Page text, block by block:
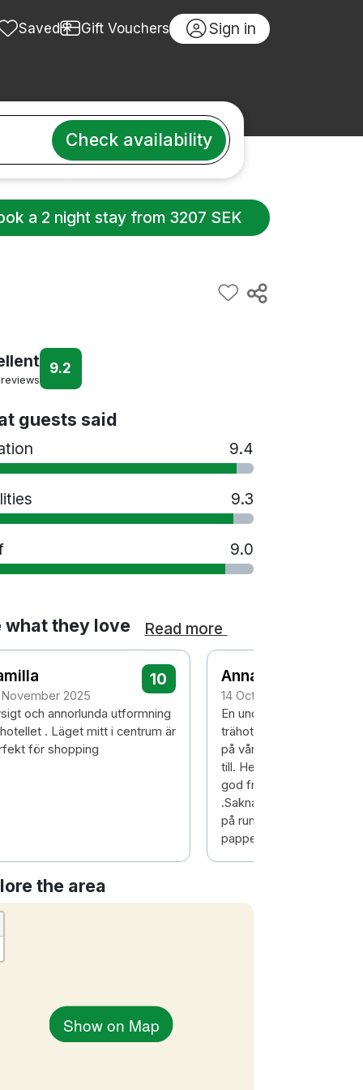
Saved Gift Vouchers Sign in
Check availability
a 2 night stay from 3207 SEK
9.2
guests said
9.4
9.3
9.0
what they love Read more
2025
10
och annorlunda utformning
. Läget mitt i centrum är
för shopping
Anna-Lena
14 October 2025
En underbar vistelse i ett
trähotell. Otrolig utsikt
på våning 18 som vi
till. Helt magiskt! Fina
god frukost. Så sköna
.Saknade dock penna
på rummet och
papper.
the area
Show on Map